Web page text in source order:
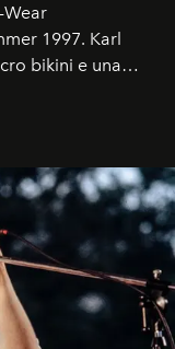
Wear
1997. Karl
bikini e una
Trent'anni dopo,
che abbiamo.